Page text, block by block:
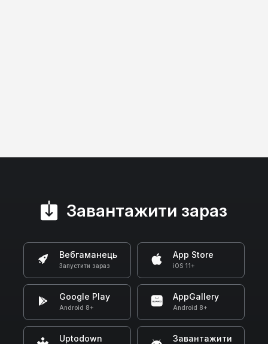
Завантажити зараз
Вебгаманець
Запустити зараз
App Store
iOS 11+
Google Play
Android 8+
AppGallery
Android 8+
Uptodown Завантажити